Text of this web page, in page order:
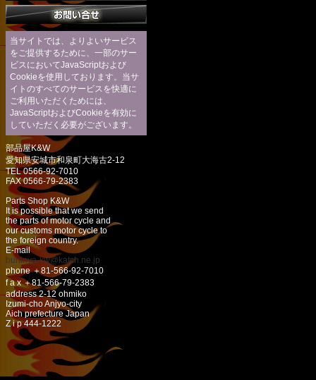
当サイトでは、よりよいサービス
をご提供するために、一部のサー
ビスにおいてJavaScriptおよび
Cookieを使用しております。当サ
イトのすべてのサービスを快適に
ご利用いただくためには、
JavaScriptおよびCookieを有効に
していただく必要がございます。
部品屋K&W
愛知県安城市和泉町大海古2-12
TEL 0566-92-7010
FAX 0566-79-2383
Parts Shop K&W
It is possible that we send
the parts of motor cycle and
our customs motor cycle to
the foreign country.
E-mail
buhinya-kw@katch.ne.jp
phone ＋81-566-92-7010
f a x ＋81-566-79-2383
address 2-12 ohmiko
Izumi-cho Anjyo-city
Aich prefecture Japan
Z i p 444-1222